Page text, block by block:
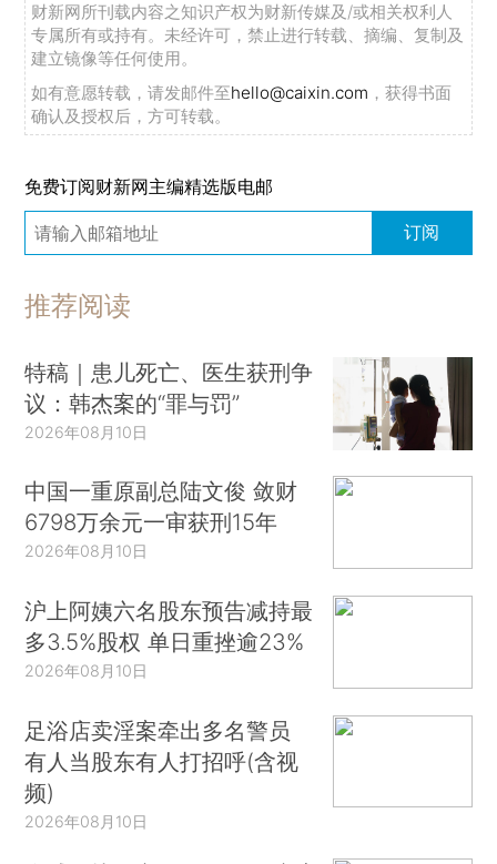
财新网所刊载内容之知识产权为财新传媒及/或相关权利人
专属所有或持有。未经许可，禁止进行转载、摘编、复制及
建立镜像等任何使用。
如有意愿转载，请发邮件至hello@caixin.com ，获得书面
确认及授权后，方可转载。
免费订阅财新网主编精选版电邮
订阅
推荐阅读
特稿｜患儿死亡、医生获刑争
议：韩杰案的“罪与罚”
2026年08月10日
中国一重原副总陆文俊 敛财
6798万余元一审获刑15年
2026年08月10日
沪上阿姨六名股东预告减持最
多3.5%股权 单日重挫逾23%
2026年08月10日
足浴店卖淫案牵出多名警员
有人当股东有人打招呼(含视
频)
2026年08月10日